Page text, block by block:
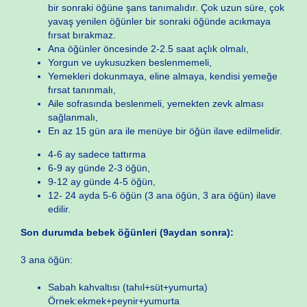
bir sonraki öğüne şans tanımalıdır. Çok uzun süre, çok
yavaş yenilen öğünler bir sonraki öğünde acıkmaya
fırsat bırakmaz.
Ana öğünler öncesinde 2-2.5 saat açlık olmalı,
Yorgun ve uykusuzken beslenmemeli,
Yemekleri dokunmaya, eline almaya, kendisi yemeğe
fırsat tanınmalı,
Aile sofrasında beslenmeli, yemekten zevk alması
sağlanmalı,
En az 15 gün ara ile menüye bir öğün ilave edilmelidir.
4-6 ay sadece tattırma
6-9 ay günde 2-3 öğün,
9-12 ay günde 4-5 öğün,
12- 24 ayda 5-6 öğün (3 ana öğün, 3 ara öğün) ilave
edilir.
Son durumda bebek öğünleri (9aydan sonra):
3 ana öğün:
Sabah kahvaltısı (tahıl+süt+yumurta)
Örnek:ekmek+peynir+yumurta